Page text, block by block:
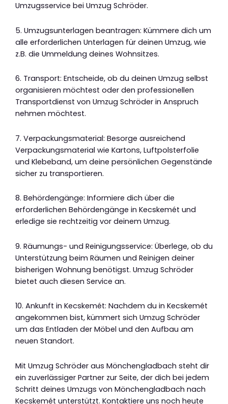
Umzugsservice bei Umzug Schröder.
5. Umzugsunterlagen beantragen: Kümmere dich um
alle erforderlichen Unterlagen für deinen Umzug, wie
z.B. die Ummeldung deines Wohnsitzes.
6. Transport: Entscheide, ob du deinen Umzug selbst
organisieren möchtest oder den professionellen
Transportdienst von Umzug Schröder in Anspruch
nehmen möchtest.
7. Verpackungsmaterial: Besorge ausreichend
Verpackungsmaterial wie Kartons, Luftpolsterfolie
und Klebeband, um deine persönlichen Gegenstände
sicher zu transportieren.
8. Behördengänge: Informiere dich über die
erforderlichen Behördengänge in Kecskemét und
erledige sie rechtzeitig vor deinem Umzug.
9. Räumungs- und Reinigungsservice: Überlege, ob du
Unterstützung beim Räumen und Reinigen deiner
bisherigen Wohnung benötigst. Umzug Schröder
bietet auch diesen Service an.
10. Ankunft in Kecskemét: Nachdem du in Kecskemét
angekommen bist, kümmert sich Umzug Schröder
um das Entladen der Möbel und den Aufbau am
neuen Standort.
Mit Umzug Schröder aus Mönchengladbach steht dir
ein zuverlässiger Partner zur Seite, der dich bei jedem
Schritt deines Umzugs von Mönchengladbach nach
Kecskemét unterstützt. Kontaktiere uns noch heute